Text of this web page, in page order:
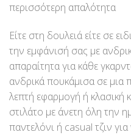
περισσότερη απαλότητα
Είτε στη δουλειά είτε σε
την εμφάνισή σας με
απαραίτητα για κάθε
ανδρικά πουκάμισα σε μια
λεπτή εφαρμογή ή κλασική
στιλάτο με άνετη όλη την
παντελόνι ή casual τζιν